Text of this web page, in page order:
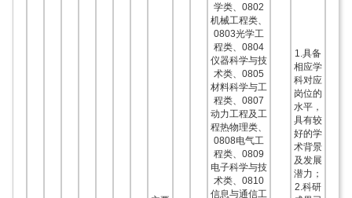
学类、0802
机械工程类、
0803光学工
程类、0804
仪器科学与技
术类、0805
材料科学与工
程类、0807
动力工程及工
程热物理类、
0808电气工
程类、0809
电子科学与技
术类、0810
信息与通信工
1.具备
相应学
科对应
岗位的
水平，
具有较
好的学
术背景
及发展
潜力；
2.科研